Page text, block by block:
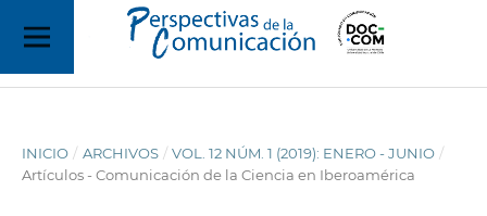
INICIO / ARCHIVOS / VOL. 12 NÚM. 1 (2019): ENERO - JUNIO /
Artículos - Comunicación de la Ciencia en Iberoamérica